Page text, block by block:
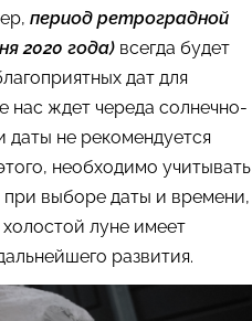
период ретроградной
2020 года) всегда будет
дат для
нас ждет череда солнечно-
даты не рекомендуется
необходимо учитывать
выборе даты и времени,
холостой луне имеет
развития.